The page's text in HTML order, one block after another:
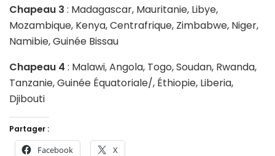
Chapeau 3 : Madagascar, Mauritanie, Libye,
Mozambique, Kenya, Centrafrique, Zimbabwe, Niger,
Namibie, Guinée Bissau
Chapeau 4 : Malawi, Angola, Togo, Soudan, Rwanda,
Tanzanie, Guinée Équatoriale/, Éthiopie, Liberia,
Djibouti
Partager :
Facebook X